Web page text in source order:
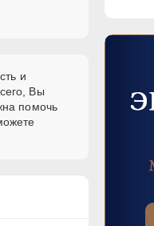
и
Вы
помочь